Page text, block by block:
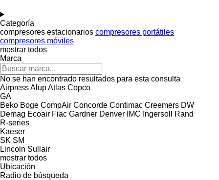
Categoría
compresores estacionarios compresores portátiles
compresores móviles
mostrar todos
Marca
No se han encontrado resultados para esta consulta
AirpressAlupAtlas Copco
GA
Beko Boge CompAir Concorde Contimac Creemers DW
Demag Ecoair Fiac Gardner Denver IMC Ingersoll Rand
R-series
Kaeser
SK SM
Lincoln Sullair
mostrar todos
Ubicación
Radio de búsqueda